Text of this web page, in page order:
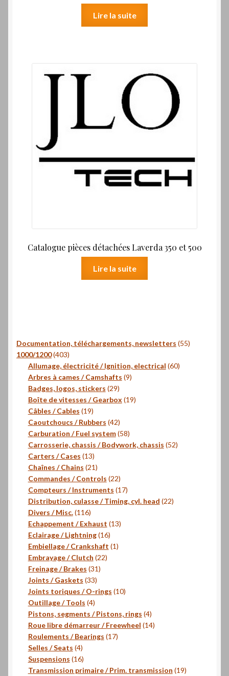
Lire la suite
Catalogue pièces détachées Laverda 350 et 500
Lire la suite
Documentation, téléchargements, newsletters 5555
1000/1200 403403
produits
Allumage, électricité / Ignition, electrical 6060
Arbres à cames / Camshafts 99
Badges, logos, stickers 2929
produits
Boîte de vitesses / Gearbox 1919
Câbles / Cables 1919
produits
Caoutchoucs / Rubbers 4242
produits
Carburation / Fuel system 5858
produits
Carrosserie, chassis / Bodywork, chassis 5252
Carters / Cases 1313
produits
Chaînes / Chains 2121
produits
Commandes / Controls 2222
produits
Compteurs / Instruments 1717
produits
Distribution, culasse / Timing, cyl. head 2222
Divers / Misc. 116116
produits
Echappement / Exhaust 1313
Eclairage / Lightning 1616
produits
Embiellage / Crankshaft 11
Embrayage / Clutch 2222
Freinage / Brakes 3131
Joints / Gaskets 3333
produits
Joints toriques / O-rings 1010
Outillage / Tools 44
produits
Pistons, segments / Pistons, rings 44
produits
Roue libre démarreur / Freewheel 1414
Roulements / Bearings 1717
Selles / Seats 44
produits
Suspensions 1616
produits
Transmission primaire / Prim. transmission 1919